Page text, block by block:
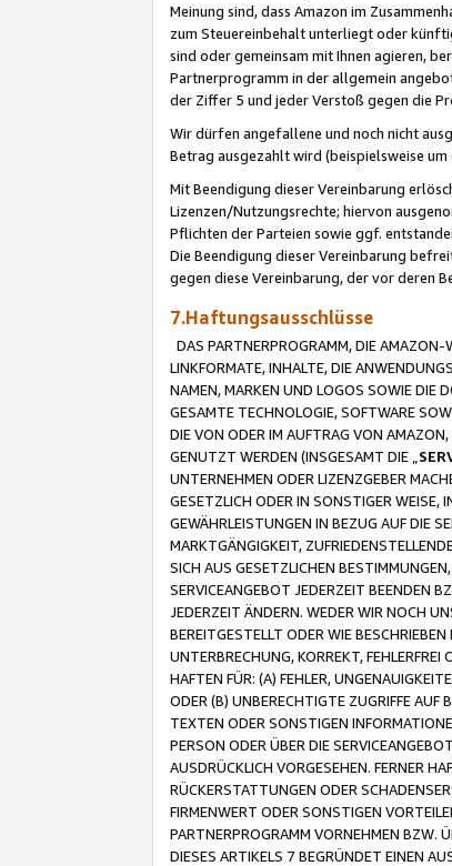
Meinung sind, dass Amazon im
zum Steuereinbehalt unterliegt oder
sind oder gemeinsam mit Ihnen agieren,
Partnerprogramm in der allgemein
der Ziffer 5 und jeder Verstoß gegen die
Wir dürfen angefallene und noch nicht
Betrag ausgezahlt wird (beispielsweise
Mit Beendigung dieser Vereinbarung
Lizenzen/Nutzungsrechte; hiervon
Pflichten der Parteien sowie ggf.
Die Beendigung dieser Vereinbarung
gegen diese Vereinbarung, der vor deren
7.Haftungsausschlüsse
DAS PARTNERPROGRAMM, DIE
LINKFORMATE, INHALTE, DIE
NAMEN, MARKEN UND LOGOS SOWIE DIE
GESAMTE TECHNOLOGIE, SOFTWARE
DIE VON ODER IM AUFTRAG VON
GENUTZT WERDEN (INSGESAMT DIE „
UNTERNEHMEN ODER LIZENZGEBER
GESETZLICH ODER IN SONSTIGER WEISE,
GEWÄHRLEISTUNGEN IN BEZUG AUF DIE
MARKTGÄNGIGKEIT,
SICH AUS GESETZLICHEN
SERVICEANGEBOT JEDERZEIT BEENDEN
JEDERZEIT ÄNDERN. WEDER WIR NOCH
BEREITGESTELLT ODER WIE
UNTERBRECHUNG, KORREKT,
HAFTEN FÜR: (A) FEHLER,
ODER (B) UNBERECHTIGTE ZUGRIFFE
TEXTEN ODER SONSTIGEN
PERSON ODER ÜBER DIE
AUSDRÜCKLICH VORGESEHEN. FERNER
RÜCKERSTATTUNGEN ODER
FIRMENWERT ODER SONSTIGEN
PARTNERPROGRAMM VORNEHMEN BZW.
DIESES ARTIKELS 7 BEGRÜNDET EINEN